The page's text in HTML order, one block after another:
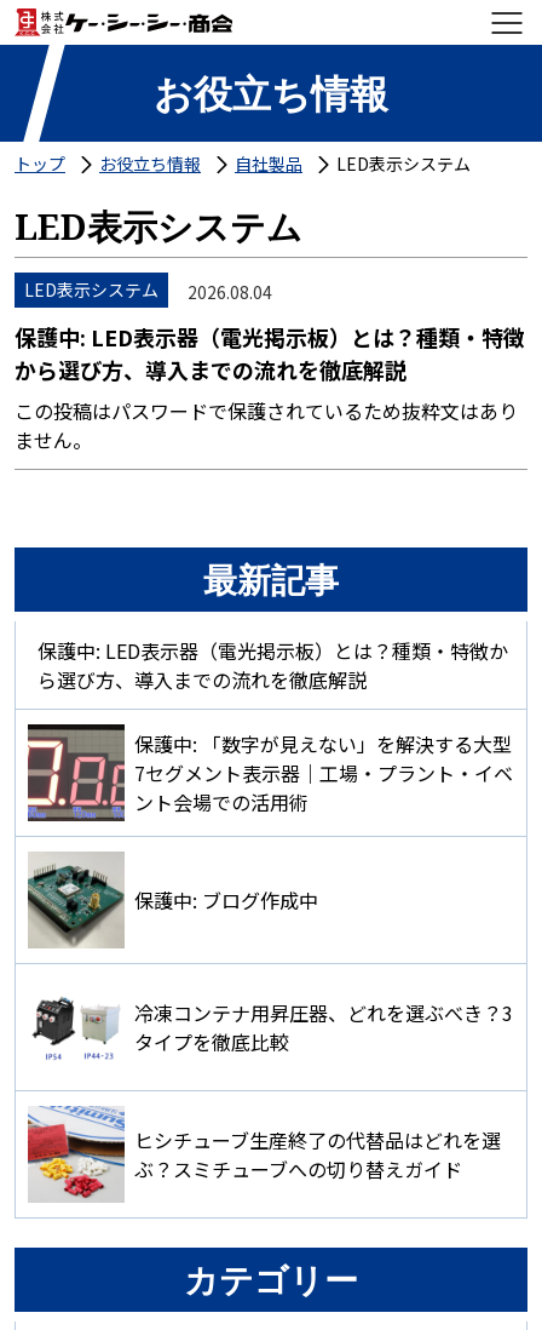
お役立ち情報
トップ お役立ち情報 自社製品 LED表示システム
LED表示システム
LED表示システム 2026.08.04
保護中: LED表示器（電光掲示板）とは？種類・特徴
から選び方、導入までの流れを徹底解説
この投稿はパスワードで保護されているため抜粋文はあり
ません。
最新記事
保護中: LED表示器（電光掲示板）とは？種類・特徴か
ら選び方、導入までの流れを徹底解説
保護中: 「数字が見えない」を解決する大型
7セグメント表示器｜工場・プラント・イベ
ント会場での活用術
保護中: ブログ作成中
冷凍コンテナ用昇圧器、どれを選ぶべき？3
タイプを徹底比較
ヒシチューブ生産終了の代替品はどれを選
ぶ？スミチューブへの切り替えガイド
カテゴリー